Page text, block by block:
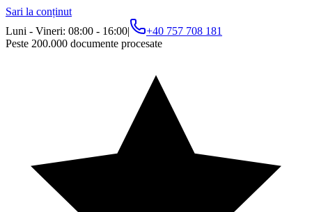
Sari la conținut
Luni - Vineri: 08:00 - 16:00|
+40 757 708 181
Peste 200.000 documente procesate